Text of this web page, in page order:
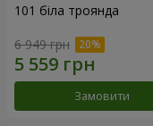
101 біла троянда
6 949 грн
Замовити